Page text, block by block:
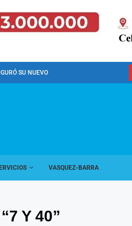
SU NUEVO PREDIO PARA LA...
VASQUEZ-BARRA
Y 40”